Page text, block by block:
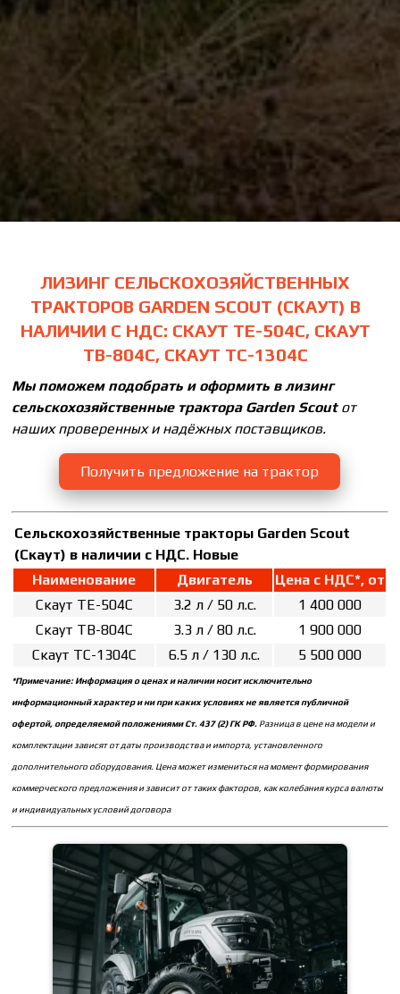
ЛИЗИНГ СЕЛЬСКОХОЗЯЙСТВЕННЫХ
ТРАКТОРОВ GARDEN SCOUT (СКАУТ) В
НАЛИЧИИ С НДС: СКАУТ ТE-504С, СКАУТ
ТВ-804С, СКАУТ ТС-1304C
Мы поможем подобрать и оформить в лизинг
сельскохозяйственные трактора Garden Scoutот
наших проверенных и надёжных поставщиков.
Получить предложение на трактор
Сельскохозяйственные тракторы Garden Scout
(Скаут) в наличии с НДС. Новые
Наименование
Двигатель
Цена с НДС*, от
Скаут ТE-504С
3.2 л / 50 л.с.
1 400 000
Скаут ТВ-804С
3.3 л / 80 л.с.
1 900 000
Скаут ТС-1304C
6.5 л / 130 л.с. 5 500 000
*Примечание: Информация о ценах и наличии носит исключительно
информационный характер и ни при каких условиях не является публичной
офертой, определяемой положениями Ст. 437 (2) ГК РФ. Разница в цене на модели и
комплектации зависят от даты производства и импорта, установленного
дополнительного оборудования. Цена может измениться на момент формирования
коммерческого предложения и зависит от таких факторов, как колебания курса валюты
и индивидуальных условий договора